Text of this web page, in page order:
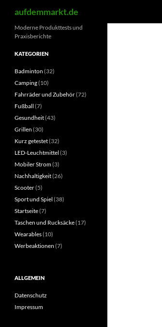
Inhalt
springen
aufdemmarkt.de
Moderne Produkttests und
Praxisberichte
KATEGORIEN
Badminton (32)
Camping(10)
Fahrräder und Zubehör(72)
Fußball (7)
Gesundheit(43)
Grillen (30)
Kurz getestet(32)
LED-Leuchtmittel (3)
Mobiler Strom(3)
Nachhaltigkeit(26)
Scooter(5)
Sport und Spiel (38)
Startseite(7)
Taschen und Rucksäcke(17)
Wearables(10)
Werbeaktionen (7)
ALLGEMEIN
Datenschutz
Impressum